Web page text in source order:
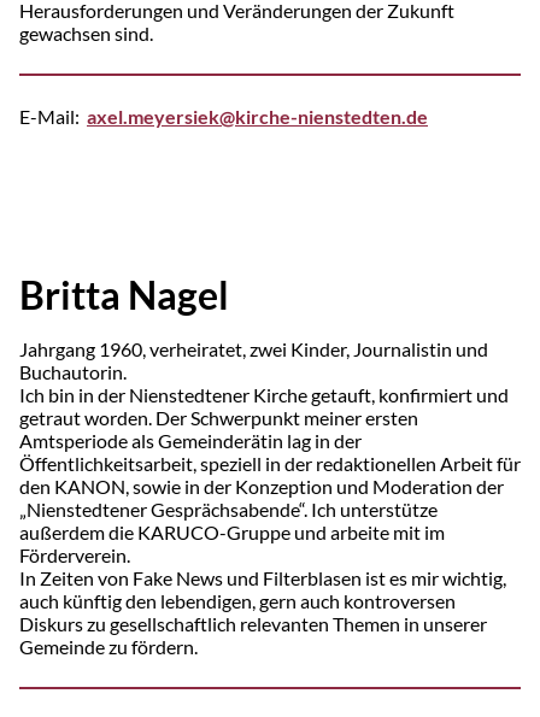
Herausforderungen und Veränderungen der Zukunft
gewachsen sind.
E-Mail: axel.meyersiek@kirche-nienstedten.de
Britta Nagel
Jahrgang 1960, verheiratet, zwei Kinder, Journalistin und
Buchautorin.
Ich bin in der Nien­sted­tener Kirche getauft, konfirmiert und
getraut worden. Der Schwerpunkt meiner ersten
Amtsperiode als Gemeinderätin lag in der
Öffentlichkeitsarbeit, speziell in der redaktionellen Arbeit für
den KANON, sowie in der Konzeption und Moderation der
„Nienstedtener Gesprächsabende“. Ich unterstütze
außerdem die KARUCO-Gruppe und arbeite mit im
Förderverein.
In Zeiten von Fake News und Filterblasen ist es mir wichtig,
auch künftig den lebendigen, gern auch kontroversen
Diskurs zu gesellschaftlich relevanten Themen in unserer
Gemeinde zu fördern.